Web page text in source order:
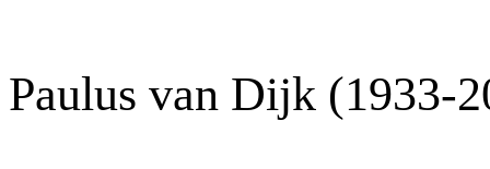
Paulus van Dijk (1933-